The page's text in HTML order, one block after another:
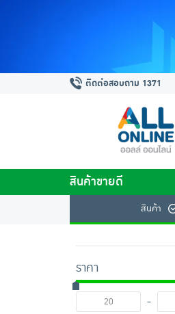
ติดต่อสอบถาม 1371
สินค้าขายดี
สินค้า
ราคา
-